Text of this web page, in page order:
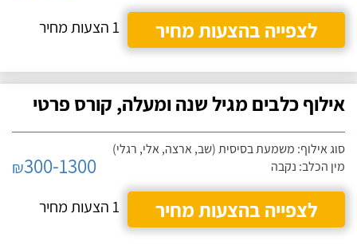
לצפייה בהצעות מחיר
1 הצעות מחיר
אילוף כלבים מגיל שנה ומעלה, קורס פרטי
סוג אילוף: משמעת בסיסית (שב, ארצה, אלי, רגלי)
מין הכלב: נקבה
₪300-1300
לצפייה בהצעות מחיר
1 הצעות מחיר